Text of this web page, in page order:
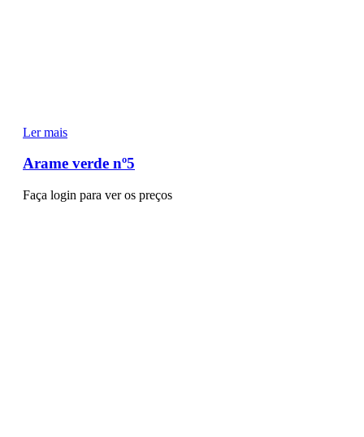
Ler mais
Arame verde nº5
Faça login para ver os preços